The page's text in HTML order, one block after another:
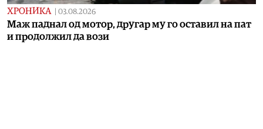
ХРОНИКА | 03.08.2026
Маж паднал од мотор, другар му го оставил на пат
и продолжил да вози